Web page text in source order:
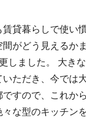
貸暮らしで使い
がどう見えるか
しました。 大き
ただき、今では
すので、これか
な型のキッチン